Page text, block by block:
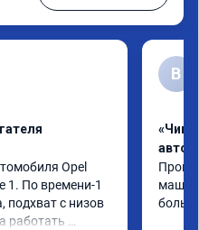
Opel
1. По времени-1
подхват с низов
работать
В
«Чип